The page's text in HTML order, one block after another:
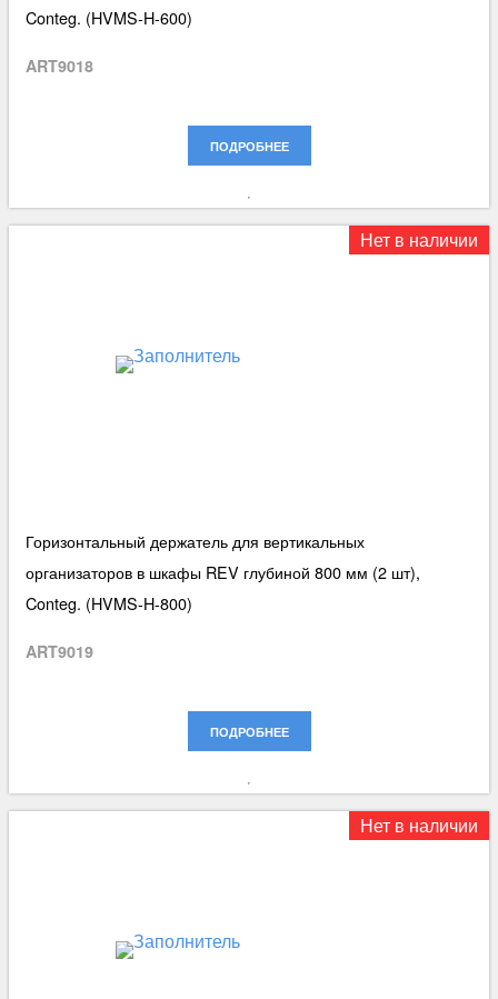
Conteg. (HVMS-H-600)
ART9018
ПОДРОБНЕЕ
Нет в наличии
Горизонтальный держатель для вертикальных
организаторов в шкафы REV глубиной 800 мм (2 шт),
Conteg. (HVMS-H-800)
ART9019
ПОДРОБНЕЕ
Нет в наличии